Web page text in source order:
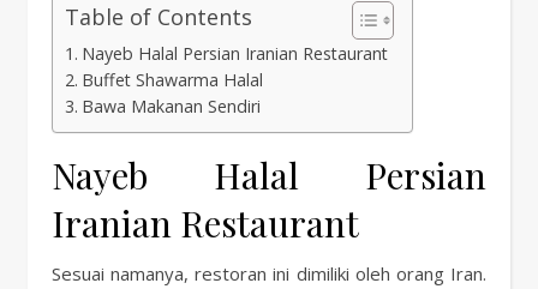
Table of Contents
Nayeb Halal Persian Iranian Restaurant
Buffet Shawarma Halal
Bawa Makanan Sendiri
Nayeb Halal Persian
Iranian Restaurant
Sesuai namanya, restoran ini dimiliki oleh orang Iran.